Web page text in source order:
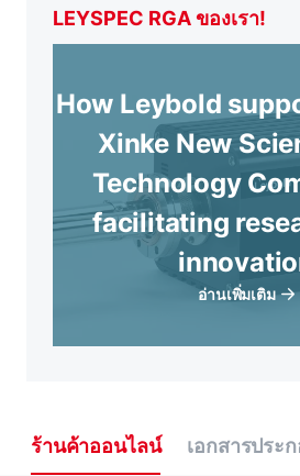
LEYSPEC RGA ของเรา!
How Leybold
Xinke New
Technology
facilitating
อ่านเพิ่มเติม
ร้านค้าออนไลน์ เอกสารประ